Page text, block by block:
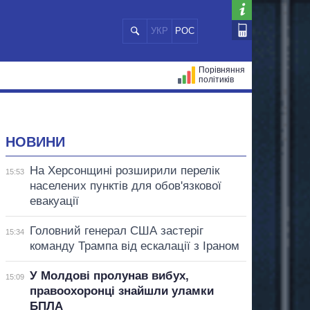
УКР РОС
Порівняння
політиків
НОВИНИ
15:53
На Херсонщині розширили перелік
населених пунктів для обов'язкової
евакуації
15:34
Головний генерал США застеріг
команду Трампа від ескалації з Іраном
15:09
У Молдові пролунав вибух,
правоохоронці знайшли уламки
БПЛА